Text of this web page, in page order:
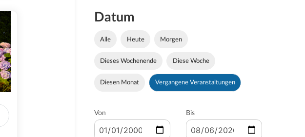
Datum
Alle Heute Morgen
Dieses Wochenende Diese Woche
Diesen Monat Vergangene Veranstaltungen
Von Bis